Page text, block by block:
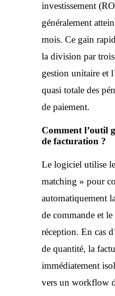
investissement
généralement
mois. Ce gain
la division par
gestion unitaire et
quasi totale des
de paiement.
Comment l’outil
de facturation ?
Le logiciel utilise
matching » pour
automatiquement
de commande et
réception. En cas
de quantité, la
immédiatement
vers un workflow